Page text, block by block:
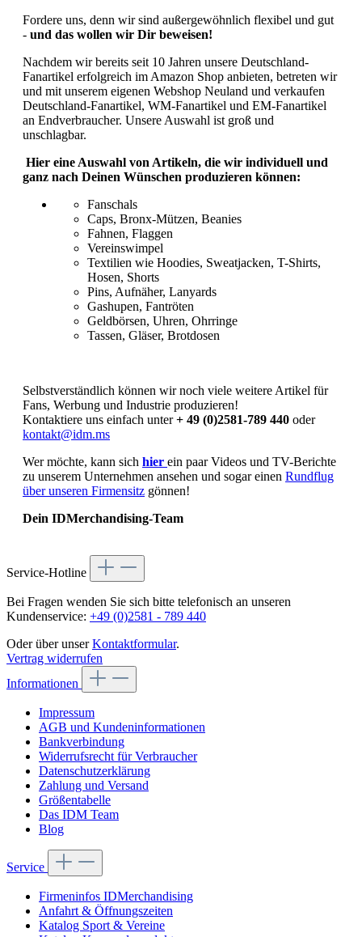
Fordere uns, denn wir sind außergewöhnlich flexibel und gut
- und das wollen wir Dir beweisen!
Nachdem wir bereits seit 10 Jahren unsere Deutschland-
Fanartikel erfolgreich im Amazon Shop anbieten, betreten wir
und mit unserem eigenen Webshop Neuland und verkaufen
Deutschland-Fanartikel, WM-Fanartikel und EM-Fanartikel
an Endverbraucher. Unsere Auswahl ist groß und
unschlagbar.
Hier eine Auswahl von Artikeln, die wir individuell und
ganz nach Deinen Wünschen produzieren können:
Fanschals
Caps, Bronx-Mützen, Beanies
Fahnen, Flaggen
Vereinswimpel
Textilien wie Hoodies, Sweatjacken, T-Shirts,
Hosen, Shorts
Pins, Aufnäher, Lanyards
Gashupen, Fantröten
Geldbörsen, Uhren, Ohrringe
Tassen, Gläser, Brotdosen
Selbstverständlich können wir noch viele weitere Artikel für
Fans, Werbung und Industrie produzieren!
Kontaktiere uns einfach unter+ 49 (0)2581-789 440 oder
kontakt@idm.ms
Wer möchte, kann sich hier ein paar Videos und TV-Berichte
zu unserem Unternehmen ansehen und sogar einen Rundflug
über unseren Firmensitz gönnen!
Dein IDMerchandising-Team
Service-Hotline
Bei Fragen wenden Sie sich bitte telefonisch an unseren
Kundenservice: +49 (0)2581 - 789 440
Oder über unserKontaktformular.
Vertrag widerrufen
Informationen
Impressum
AGB und Kundeninformationen
Bankverbindung
Widerrufsrecht für Verbraucher
Datenschutzerklärung
Zahlung und Versand
Größentabelle
Das IDM Team
Blog
Service
Firmeninfos IDMerchandising
Anfahrt & Öffnungszeiten
Katalog Sport & Vereine